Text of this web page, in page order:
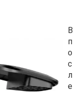
В
п
о
с
л
е